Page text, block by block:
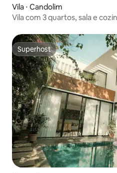
Vila ⋅ Candolim
Vila com 3 quartos, sala e
Superhost
Superhost